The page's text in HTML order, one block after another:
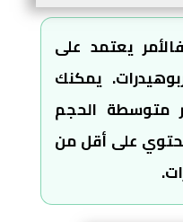
يعتمد على
يمكنك
متوسطة الحجم
تحتوي على أقل من